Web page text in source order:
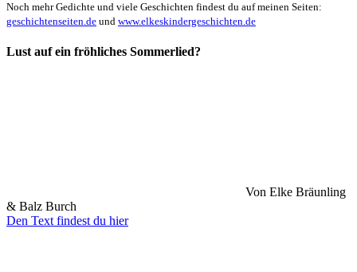
Noch mehr Gedichte und viele Geschichten findest du auf meinen Seiten:
geschichtenseiten.de und www.elkeskindergeschichten.de
Lust auf ein fröhliches Sommerlied?
Von Elke Bräunling
& Balz Burch
Den Text findest du hier